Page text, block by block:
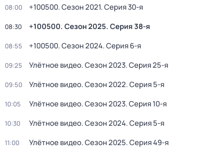
08:00 +100500. Сезон 2021. Серия 30-я
08:30 +100500. Сезон 2025. Серия 38-я
08:55 +100500. Сезон 2024. Серия 6-я
09:25 Улётное видео. Сезон 2023. Серия 25-я
09:50 Улётное видео. Сезон 2022. Серия 5-я
10:05 Улётное видео. Сезон 2023. Серия 10-я
10:30 Улётное видео. Сезон 2024. Серия 5-я
11:00 Улётное видео. Сезон 2025. Серия 49-я